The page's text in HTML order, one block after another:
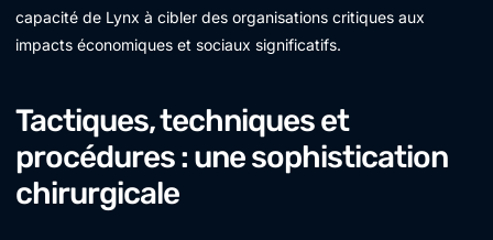
capacité de Lynx à cibler des organisations critiques aux
impacts économiques et sociaux significatifs.
Tactiques, techniques et
procédures : une sophistication
chirurgicale